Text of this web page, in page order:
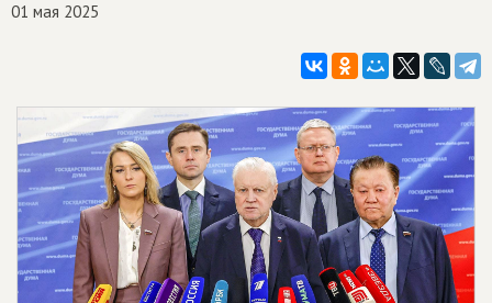
01 мая 2025